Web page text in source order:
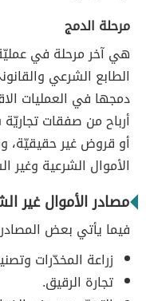
مرحلة الدمج
هي آخر مرحلة في
الطابع الشرعي
دمجها في العمليات
أرباح من صفقات
أو قروض غير حقيقيّة،
الأموال الشرعية وغير
مصادر الأموال غير
فيما يأتي بعض
زراعة المخدّرات
تجارة الرقيق.